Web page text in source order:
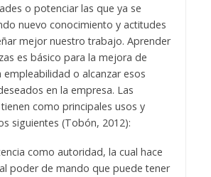
o potenciar las que ya se
nuevo conocimiento y actitudes
mejor nuestro trabajo. Aprender
es básico para la mejora de
o alcanzar esos
en la empresa. Las
como principales usos y
siguientes (Tobón, 2012):
como autoridad, la cual hace
poder de mando que puede tener